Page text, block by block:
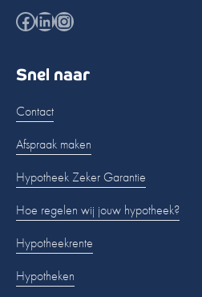
Facebook
LinkedIn
Instagram
Snel naar
Contact
Afspraak maken
Hypotheek Zeker Garantie
Hoe regelen wij jouw hypotheek?
Hypotheekrente
Hypotheken